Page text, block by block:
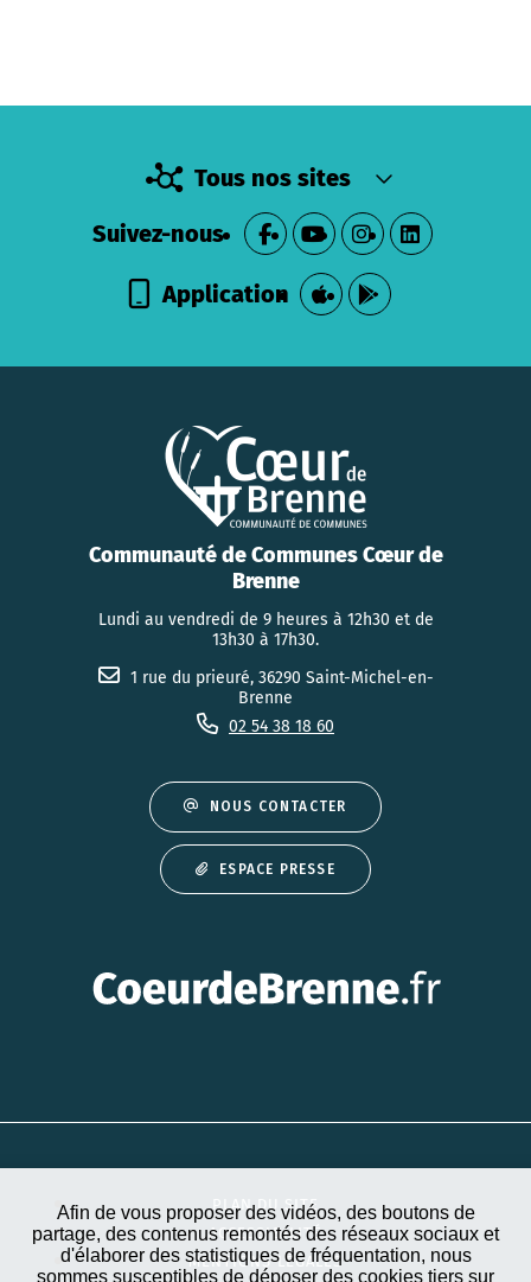
Afin de vous proposer des vidéos, des boutons de
partage, des contenus remontés des réseaux sociaux et
d'élaborer des statistiques de fréquentation, nous
sommes susceptibles de déposer des cookies tiers sur
Tous nos sites
Suivez-nous
Application
Communauté de Communes Cœur de
Brenne
Lundi au vendredi de 9 heures à 12h30 et de
13h30 à 17h30.
1 rue du prieuré, 36290 Saint-Michel-en-
Brenne
02 54 38 18 60
NOUS CONTACTER
ESPACE PRESSE
PLAN DU SITE
ACCESSIBILITÉ
MENTIONS LÉGALES